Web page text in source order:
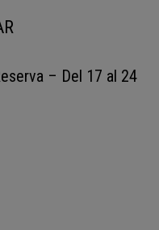
– Del 17 al 24